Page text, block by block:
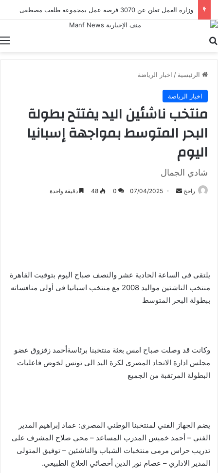
وزارة العمل تعلن عن 3070 فرصة عمل بمجموعة طلعت مصطفى
الرئيسية / اخبار الرياضة
اخبار الرياضة
منتخب ناشئين اليد يفتتح بطولة
البحر المتوسط بمواجهة إسبانيا
اليوم
شادي الجمال
راحخ
أرسل 07/04/2025
0
48 دقيقة واحدة
يلتقى فى الساعة الحادية عشر والنصف صباح اليوم بتوقيت القاهرة
منتخب الناشئين مواليد 2008 مع منتخب اسبانيا فى أولى منافساته
ببطولة البحر المتوسط
وكانت قد وصلت صباح امس بعثة منتخبنا برئاسةأحمد زقزوق عضو
مجلس ادارة الاتحاد المصرى لكرة اليد الى تونس لخوض فاعليات
البطولة المرتقبة من الجميع
يضم الجهاز الفني لمنتخبنا الوطني المصرى: عماد إبراهيم المدير
الفني – أحمد خميس المدرب المساعد – محي صلاح المشرف على
تدريب حراس مرمى منتخبات الشباب والناشئين – توفيق المتولى
المدير الاداري – عصام نور الدين أخصائي العلاج الطبيعي.